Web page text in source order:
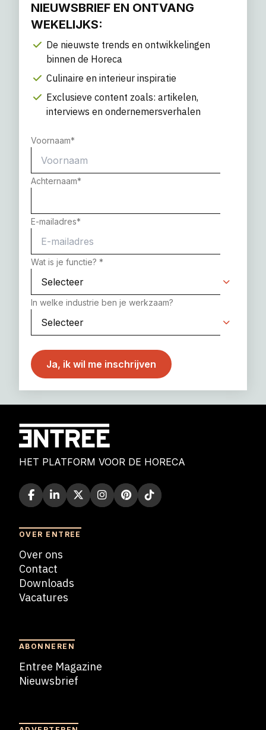
NIEUWSBRIEF EN ONTVANG
WEKELIJKS:
De nieuwste trends en ontwikkelingen
binnen de Horeca
Culinaire en interieur inspiratie
Exclusieve content zoals: artikelen,
interviews en ondernemersverhalen
Voornaam*
Achternaam*
E-mailadres*
Wat is je functie? *
In welke industrie ben je werkzaam?
HET PLATFORM VOOR DE HORECA
OVER ENTREE
Over ons
Contact
Downloads
Vacatures
ABONNEREN
Entree Magazine
Nieuwsbrief